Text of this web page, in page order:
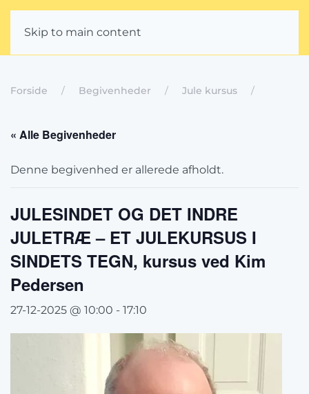
Skip to main content
Forside Begivenheder Jule kursus
« Alle Begivenheder
Denne begivenhed er allerede afholdt.
JULESINDET OG DET INDRE
JULETRÆ – ET JULEKURSUS I
SINDETS TEGN, kursus ved Kim
Pedersen
27-12-2025 @ 10:00 - 17:10